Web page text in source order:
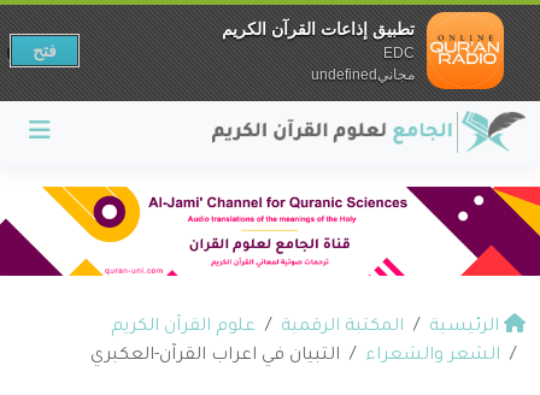
الرئيسية المكتبة الرقمية
علوم القرآن الكريم
الشعر والشعراء
التبيان في اعراب القرآن-العكبري
تطبيق إذاعات القرآن الكريم
EDC
مجانيundefined
فتح